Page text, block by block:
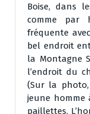
Boise, dans
comme par
fréquente
bel endroit
la Montagne
l’endroit du
(Sur la photo,
jeune homme
paillettes.